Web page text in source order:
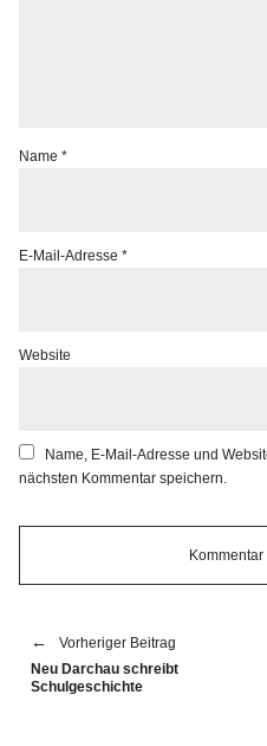
Name*
E-Mail-Adresse*
Website
Name, E-Mail-Adresse und
nächsten Kommentar speichern.
Vorheriger Beitrag
Neu Darchau schreibt
Schulgeschichte